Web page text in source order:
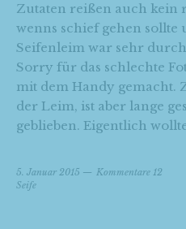
Zutaten reißen auch kein
wenns schief gehen sollte
Seifenleim war sehr
Sorry für das schlechte
mit dem Handy gemacht.
der Leim, ist aber lange
geblieben. Eigentlich
5. Januar 2015
Kommentare 12
Seife